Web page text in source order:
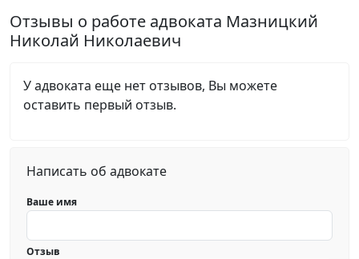
Отзывы о работе адвоката Мазницкий
Николай Николаевич
У адвоката еще нет отзывов, Вы можете
оставить первый отзыв.
Написать об адвокате
Ваше имя
Отзыв